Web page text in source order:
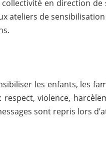
en direction
ateliers de
les enfants, les
violence,
sont repris lors